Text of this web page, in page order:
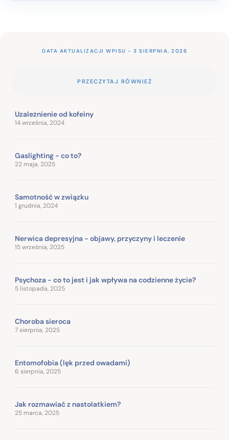
DATA AKTUALIZACJI WPISU - 3 SIERPNIA, 2026
PRZECZYTAJ RÓWNIEŻ
Uzależnienie od kofeiny
14 września, 2024
Gaslighting - co to?
22 maja, 2025
Samotność w związku
1 grudnia, 2024
Nerwica depresyjna - objawy, przyczyny i leczenie
15 września, 2025
Psychoza - co to jest i jak wpływa na codzienne życie?
5 listopada, 2025
Choroba sieroca
7 sierpnia, 2025
Entomofobia (lęk przed owadami)
6 sierpnia, 2025
Jak rozmawiać z nastolatkiem?
25 marca, 2025